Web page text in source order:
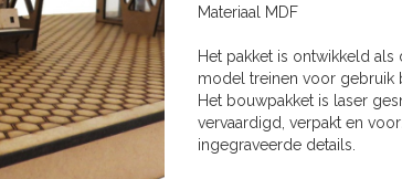
Materiaal MDF
Het pakket is ontwikkeld
model treinen voor gebruik
Het bouwpakket is laser
vervaardigd, verpakt en
ingegraveerde details.